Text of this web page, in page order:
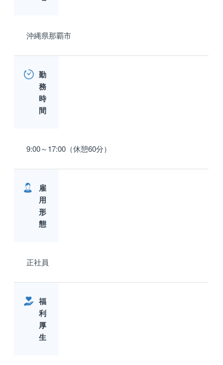
沖縄県那覇市
勤
務
時
間
9:00～17:00（休憩60分）
雇
用
形
態
正社員
福
利
厚
生